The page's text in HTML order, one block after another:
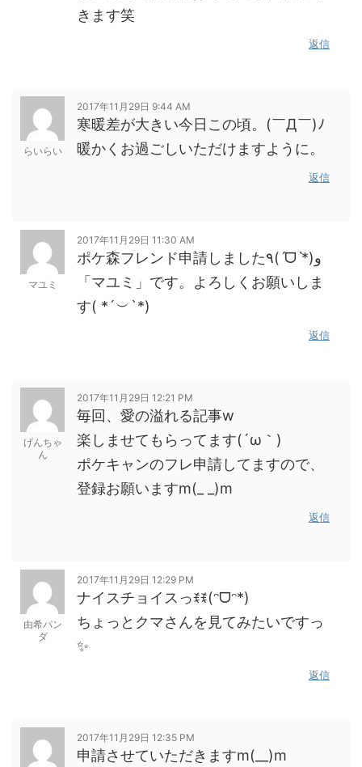
きます笑
返信
らいらい
2017年11月29日 9:44 AM
寒暖差が大きい今日この頃。(￣Д￣)ﾉ
暖かくお過ごしいただけますように。
返信
マユミ
2017年11月29日 11:30 AM
ポケ森フレンド申請しました٩(ˊᗜˋ*)و
「マユミ」です。よろしくお願いしま
す( *´︶`*)
返信
げんちゃ
ん
2017年11月29日 12:21 PM
毎回、愛の溢れる記事w
楽しませてもらってます(´ω｀)
ポケキャンのフレ申請してますので、
登録お願いますm(_ _)m
返信
由希パン
ダ
2017年11月29日 12:29 PM
ナイスチョイスっꉂꉂ(ᵔᗜᵔ*)
ちょっとクマさんを見てみたいですっ
✨
返信
2017年11月29日 12:35 PM
申請させていただきますm(__)m